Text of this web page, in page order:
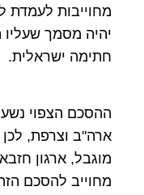
מחוייבות לעמדת
יהיה מסמך שעליו
חתימה ישראלית.
ההסכם הצפוי
ארה"ב וצרפת,
מוגבל, ארגון
מחוייב להסכם